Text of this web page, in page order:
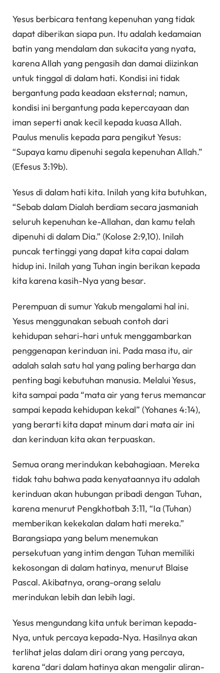
Yesus berbicara tentang kepenuhan yang tidak
dapat diberikan siapa pun. Itu adalah kedamaian
batin yang mendalam dan sukacita yang nyata,
karena Allah yang pengasih dan damai diizinkan
untuk tinggal di dalam hati. Kondisi ini tidak
bergantung pada keadaan eksternal; namun,
kondisi ini bergantung pada kepercayaan dan
iman seperti anak kecil kepada kuasa Allah.
Paulus menulis kepada para pengikut Yesus:
“Supaya kamu dipenuhi segala kepenuhan Allah.”
(Efesus 3:19b).
Yesus di dalam hati kita. Inilah yang kita butuhkan,
“Sebab dalam Dialah berdiam secara jasmaniah
seluruh kepenuhan ke-Allahan, dan kamu telah
dipenuhi di dalam Dia.” (Kolose 2:9,10). Inilah
puncak tertinggi yang dapat kita capai dalam
hidup ini. Inilah yang Tuhan ingin berikan kepada
kita karena kasih-Nya yang besar.
Perempuan di sumur Yakub mengalami hal ini.
Yesus menggunakan sebuah contoh dari
kehidupan sehari-hari untuk menggambarkan
penggenapan kerinduan ini. Pada masa itu, air
adalah salah satu hal yang paling berharga dan
penting bagi kebutuhan manusia. Melalui Yesus,
kita sampai pada “mata air yang terus memancar
sampai kepada kehidupan kekal” (Yohanes 4:14),
yang berarti kita dapat minum dari mata air ini
dan kerinduan kita akan terpuaskan.
Semua orang merindukan kebahagiaan. Mereka
tidak tahu bahwa pada kenyataannya itu adalah
kerinduan akan hubungan pribadi dengan Tuhan,
karena menurut Pengkhotbah 3:11, “Ia (Tuhan)
memberikan kekekalan dalam hati mereka.”
Barangsiapa yang belum menemukan
persekutuan yang intim dengan Tuhan memiliki
kekosongan di dalam hatinya, menurut Blaise
Pascal. Akibatnya, orang-orang selalu
merindukan lebih dan lebih lagi.
Yesus mengundang kita untuk beriman kepada-
Nya, untuk percaya kepada-Nya. Hasilnya akan
terlihat jelas dalam diri orang yang percaya,
karena “dari dalam hatinya akan mengalir aliran-